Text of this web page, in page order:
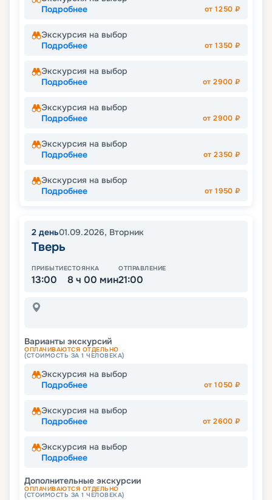
Подробнее
от1250 ₽
Экскурсия на выбор
Подробнее
от1350 ₽
Экскурсия на выбор
Подробнее
от2900 ₽
Экскурсия на выбор
Подробнее
от2900 ₽
Экскурсия на выбор
Подробнее
от2350 ₽
Экскурсия на выбор
Подробнее
от1950 ₽
2 день01.09.2026, Вторник
Тверь
ПРИБЫТИЕ
13:00
СТОЯНКА
8 ч 00 мин
ОТПРАВЛЕНИЕ
21:00
Варианты экскурсий
ОПЛАЧИВАЮТСЯ ОТДЕЛЬНО
(СТОИМОСТЬ ЗА 1 ЧЕЛОВЕКА)
Экскурсия на выбор
Подробнее
от1050 ₽
Экскурсия на выбор
Подробнее
от2600 ₽
Экскурсия на выбор
Подробнее
Дополнительные экскурсии
ОПЛАЧИВАЮТСЯ ОТДЕЛЬНО
(СТОИМОСТЬ ЗА 1 ЧЕЛОВЕКА)